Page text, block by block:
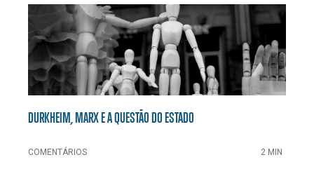
DURKHEIM, MARX E A QUESTÃO DO ESTADO
COMENTÁRIOS 2 MIN